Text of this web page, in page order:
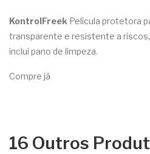
KontrolFreek Película protetora
transparente e resistente a
inclui pano de limpeza.
Compre já
16 Outros